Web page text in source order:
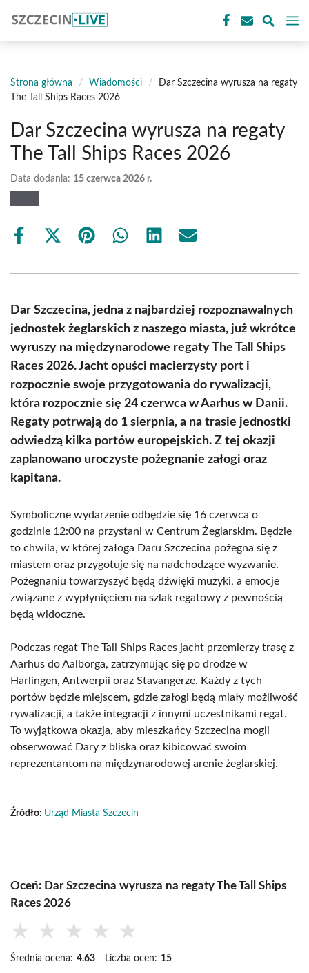
treści
Strona główna / Wiadomości /
Dar Szczecina wyrusza na regaty
The Tall Ships Races 2026
Dar Szczecina wyrusza na regaty
The Tall Ships Races 2026
Data dodania: 15 czerwca 2026 r.
Share
Share
(Twitter)
Share Share Share Share
Dar Szczecina, jedna z najbardziej rozpoznawalnych
jednostek żeglarskich z naszego miasta, już wkrótce
wyruszy na międzynarodowe regaty The Tall Ships
Races 2026. Jacht opuści macierzysty port i
rozpocznie swoje przygotowania do rywalizacji,
która rozpocznie się 24 czerwca w Aarhus w Danii.
Regaty potrwają do 1 sierpnia, a na trasie jednostki
odwiedzą kilka portów europejskich. Z tej okazji
zaplanowano uroczyste pożegnanie załogi oraz
kapitana.
Symboliczne wydarzenie odbędzie się 16 czerwca o
godzinie 12:00 na przystani w Centrum Żeglarskim. Będzie
to chwila, w której załoga Daru Szczecina pożegna się z
miastem oraz przygotuje się na nadchodzące wyzwanie.
Pożegnaniu towarzyszyć będą dźwięki muzyki, a emocje
związane z wypłynięciem na szlak regatowy z pewnością
będą widoczne.
Podczas regat The Tall Ships Races jacht przemierzy trasę z
Aarhus do Aalborga, zatrzymując się po drodze w
Harlingen, Antwerpii oraz Stavangerze. Każdy z tych
portów będzie miejscem, gdzie załogi będą miały możliwość
rywalizacji, a także integracji z innymi uczestnikami regat.
To wyjątkowa okazja, aby mieszkańcy Szczecina mogli
obserwować Dary z bliska oraz kibicować swoim
reprezentantom na międzynarodowej arenie żeglarskiej.
Źródło: Urząd Miasta Szczecin
Oceń: Dar Szczecina wyrusza na regaty The Tall Ships
Races 2026
★ ★ ★ ★ ★
Średnia ocena: 4.63 Liczba ocen: 15